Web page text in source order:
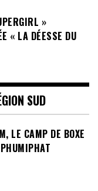
»
« LA DÉESSE DU
SUD
LE CAMP DE BOXE